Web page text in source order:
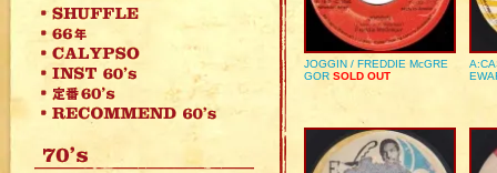
JOGGIN / FREDDIE McGRE
GOR SOLD OUT